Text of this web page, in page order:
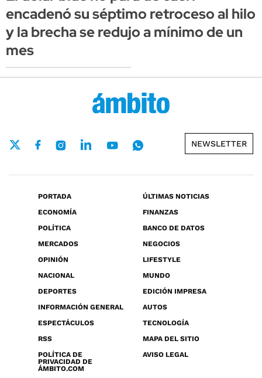
encadenó su séptimo retroceso al hilo
y la brecha se redujo a mínimo de un
mes
NEWSLETTER
PORTADA
ÚLTIMAS NOTICIAS
ECONOMÍA
FINANZAS
POLÍTICA
BANCO DE DATOS
MERCADOS
NEGOCIOS
OPINIÓN
LIFESTYLE
NACIONAL
MUNDO
DEPORTES
EDICIÓN IMPRESA
INFORMACIÓN GENERAL
AUTOS
ESPECTÁCULOS
TECNOLOGÍA
RSS
MAPA DEL SITIO
POLÍTICA DE
PRIVACIDAD DE
ÁMBITO.COM
AVISO LEGAL